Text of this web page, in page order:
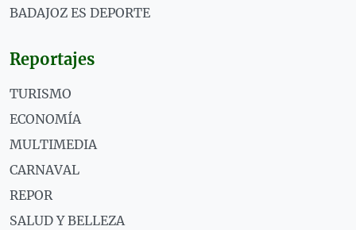
BADAJOZ ES DEPORTE
Reportajes
TURISMO
ECONOMÍA
MULTIMEDIA
CARNAVAL
REPOR
SALUD Y BELLEZA